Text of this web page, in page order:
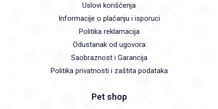
Uslovi korišćenja
Informacije o plaćanju i isporuci
Politika reklamacija
Odustanak od ugovora
Saobraznost i Garancija
Politika privatnosti i zaštita podataka
Pet shop